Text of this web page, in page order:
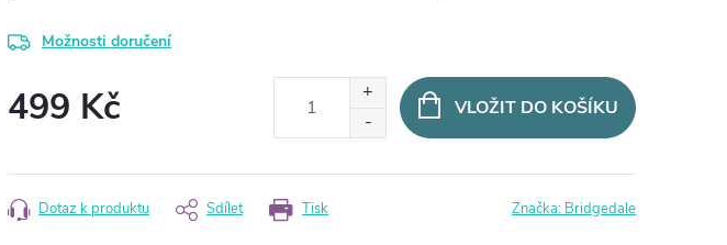
Možnosti doručení
499 Kč VLOŽIT DO KOŠÍKU
Tisk
Dotaz k produktu Sdílet Značka: Bridgedale